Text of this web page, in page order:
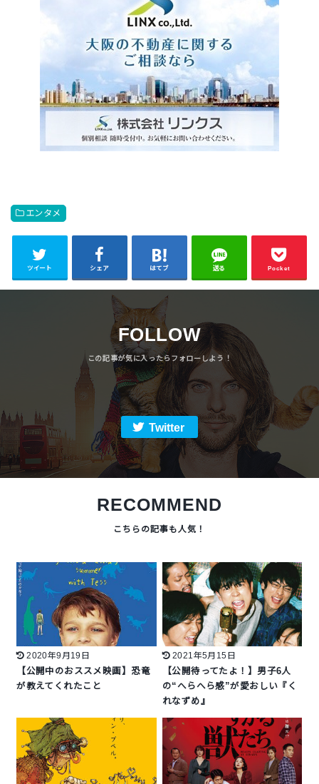
エンタメ
ツイート シェア はてブ 送る Pocket
FOLLOW
Twitter
RECOMMEND
2020年9月19日
【公開中のおススメ映画】恐竜
が教えてくれたこと
2021年5月15日
【公開待ってたよ！】男子6人
の“へらへら感”が愛おしい『く
れなずめ』